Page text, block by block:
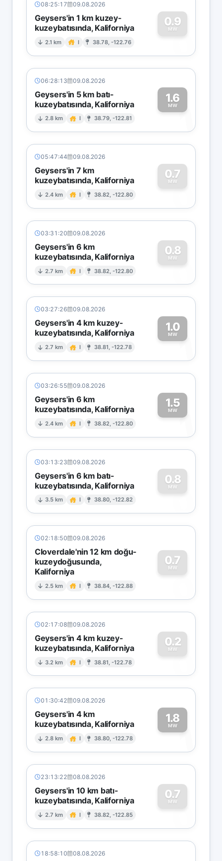
08:25:17 09.08.2026
Geysers'in 1 km kuzey-
kuzeybatısında, Kaliforniya
2.1 km I 38.78, -122.76
0.9
MW
0
06:28:13 09.08.2026
Geysers'in 5 km batı-
kuzeybatısında, Kaliforniya
2.8 km I 38.79, -122.81
1.6
MW1
05:47:44 09.08.2026
Geysers'in 7 km
kuzeybatısında, Kaliforniya
2.4 km I 38.82, -122.80
0.7
MW
0
03:31:20 09.08.2026
Geysers'in 6 km
kuzeybatısında, Kaliforniya
2.7 km I 38.82, -122.80
0.8
MW
0
03:27:26 09.08.2026
Geysers'in 4 km kuzey-
kuzeybatısında, Kaliforniya
2.7 km I 38.81, -122.78
1.0
MW1
03:26:55 09.08.2026
Geysers'in 6 km
kuzeybatısında, Kaliforniya
2.4 km I 38.82, -122.80
1.5
MW1
03:13:23 09.08.2026
Geysers'in 6 km batı-
kuzeybatısında, Kaliforniya
3.5 km I 38.80, -122.82
0.8
MW
0
02:18:50 09.08.2026
Cloverdale'nin 12 km doğu-
kuzeydoğusunda,
Kaliforniya
2.5 km I 38.84, -122.88
0.7
MW
0
02:17:08 09.08.2026
Geysers'in 4 km kuzey-
kuzeybatısında, Kaliforniya
3.2 km I 38.81, -122.78
0.2
MW
0
01:30:42 09.08.2026
Geysers'in 4 km
kuzeybatısında, Kaliforniya
2.8 km I 38.80, -122.78
1.8
MW1
23:13:22 08.08.2026
Geysers'in 10 km batı-
kuzeybatısında, Kaliforniya
2.7 km I 38.82, -122.85
0.7
MW
0
18:58:10 08.08.2026